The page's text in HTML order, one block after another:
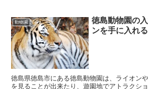
動物園
徳島動物園の
ンを手に入れ
徳島県徳島市にある徳島動物園は、ライオン
を見ることが出来たり、遊園地でアトラクシ